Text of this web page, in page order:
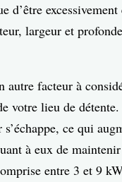
d’être
largeur et
autre facteur à
votre lieu de
ce qui
à eux de
entre 3 et 9